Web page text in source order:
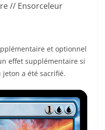
// Ensorceleur
et optionnel
effet supplémentaire si
a été sacrifié.